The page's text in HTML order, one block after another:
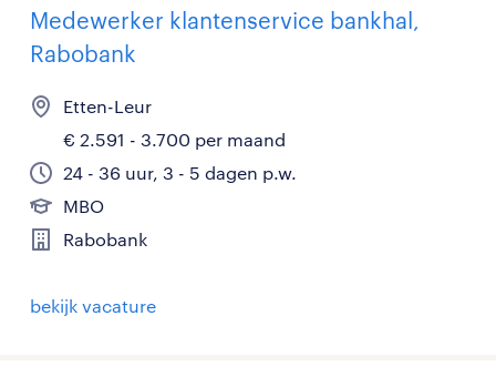
Medewerker klantenservice bankhal,
Rabobank
Etten-Leur
€ 2.591 - 3.700 per maand
24 - 36 uur, 3 - 5 dagen p.w.
MBO
Rabobank
bekijk vacature